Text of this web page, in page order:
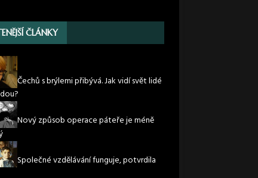
ČLÁNKY
Čechů s brýlemi přibývá. Jak vidí svět lidé
Nový způsob operace páteře je méně
Společné vzdělávání funguje, potvrdila